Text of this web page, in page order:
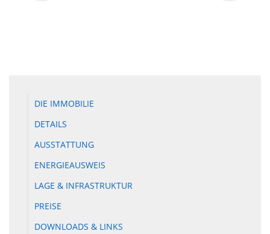
DIE IMMOBILIE
DETAILS
AUSSTATTUNG
ENERGIEAUSWEIS
LAGE & INFRASTRUKTUR
PREISE
DOWNLOADS & LINKS